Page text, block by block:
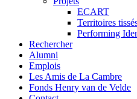
ECART
Territoires
Performing
Rechercher
Alumni
Emplois
Les Amis de La Cambre
Fonds Henry van de Velde